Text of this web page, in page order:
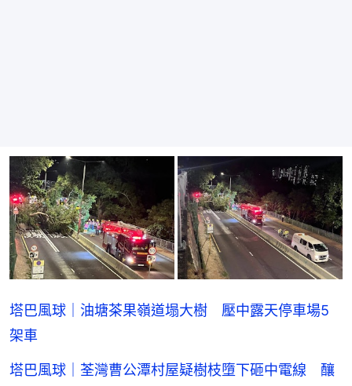
塔巴風球｜油塘茶果嶺道塌大樹 壓中露天停車場5
架車
塔巴風球｜荃灣曹公潭村屋疑樹枝墮下砸中電線 釀